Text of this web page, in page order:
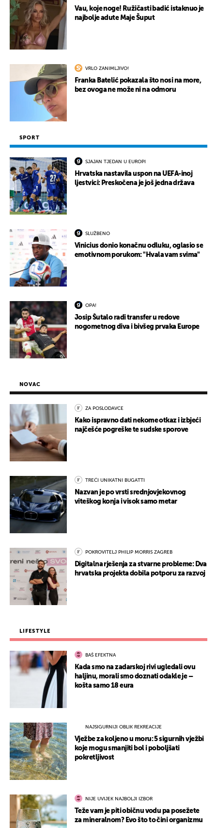
Vau, koje noge! Ružičasti badić istaknuo je
najbolje adute Maje Šuput
VRLO ZANIMLJIVO!
Franka Batelić pokazala što nosi na more,
bez ovoga ne može ni na odmoru
SPORT
SJAJAN TJEDAN U EUROPI
Hrvatska nastavila uspon na UEFA-inoj
ljestvici: Preskočena je još jedna država
SLUŽBENO
Vinicius donio konačnu odluku, oglasio se
emotivnom porukom: "Hvala vam svima"
OPA!
Josip Šutalo radi transfer u redove
nogometnog diva i bivšeg prvaka Europe
NOVAC
ZA POSLODAVCE
Kako ispravno dati nekome otkaz i izbjeći
najčešće pogreške te sudske sporove
TREĆI UNIKATNI BUGATTI
Nazvan je po vrsti srednjovjekovnog
viteškog konja i visok samo metar
POKROVITELJ PHILIP MORRIS ZAGREB
Digitalna rješenja za stvarne probleme: Dva
hrvatska projekta dobila potporu za razvoj
LIFESTYLE
BAŠ EFEKTNA
Kada smo na zadarskoj rivi ugledali ovu
haljinu, morali smo doznati odakle je –
košta samo 18 eura
NAJSIGURNIJI OBLIK REKREACIJE
Vježbe za koljeno u moru: 5 sigurnih vježbi
koje mogu smanjiti bol i poboljšati
pokretljivost
NIJE UVIJEK NAJBOLJI IZBOR
Teže vam je piti običnu vodu pa posežete
za mineralnom? Evo što to čini organizmu